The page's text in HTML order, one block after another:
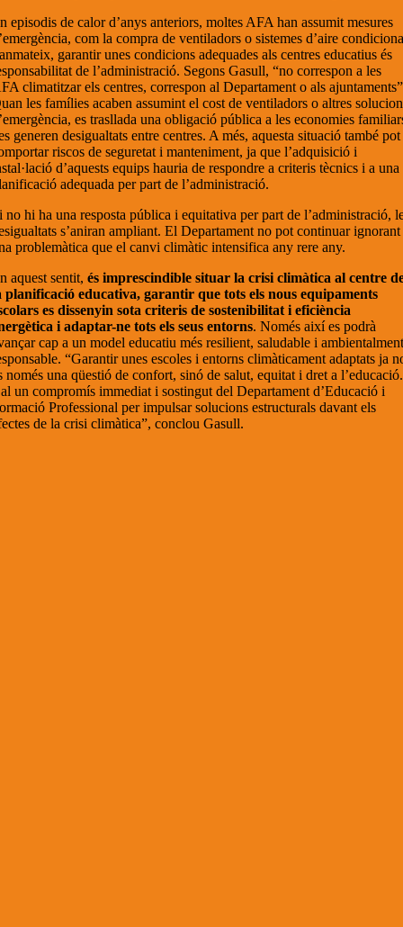
episodis de calor d’anys anteriors, moltes AFA han assumit mesures
com la compra de ventiladors o sistemes d’aire
garantir unes condicions adequades als centres educatius és
de l’administració. Segons Gasull, “no correspon a les
climatitzar els centres, correspon al Departament o als
les famílies acaben assumint el cost de ventiladors o altres
es trasllada una obligació pública a les economies
generen desigualtats entre centres. A més, aquesta situació també pot
riscos de seguretat i manteniment, ja que l’adquisició i
d’aquests equips hauria de respondre a criteris tècnics i a una
adequada per part de l’administració.
no hi ha una resposta pública i equitativa per part de l’administració,
s’aniran ampliant. El Departament no pot continuar ignorant
problemàtica que el canvi climàtic intensifica any rere any.
aquest sentit,és imprescindible situar la crisi climàtica al centre
planificació educativa, garantir que tots els nous equipaments
es dissenyin sota criteris de sostenibilitat i eficiència
i adaptar-ne tots els seus entorns. Només així es podrà
cap a un model educatiu més resilient, saludable i
“Garantir unes escoles i entorns climàticament adaptats ja
només una qüestió de confort, sinó de salut, equitat i dret a l’educació.
un compromís immediat i sostingut del Departament d’Educació i
Professional per impulsar solucions estructurals davant els
de la crisi climàtica”, conclou Gasull.